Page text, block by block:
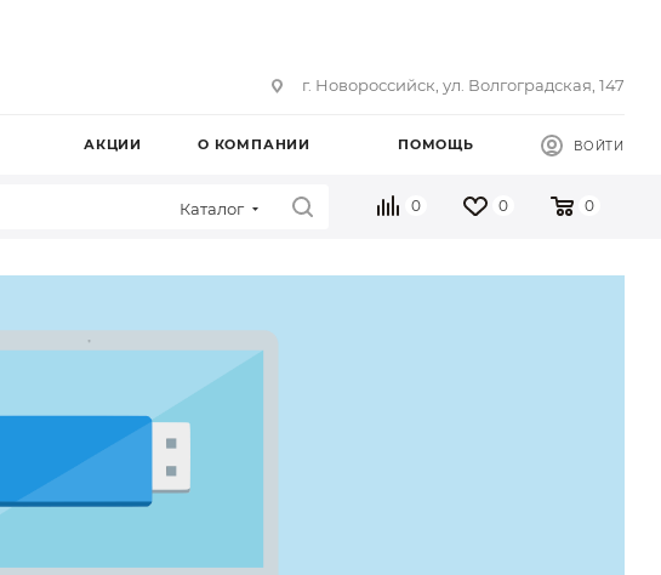
г. Новороссийск, ул. Волгоградская, 147
АКЦИИ О КОМПАНИИ ПОМОЩЬ ВОЙТИ
0 0 0
Каталог